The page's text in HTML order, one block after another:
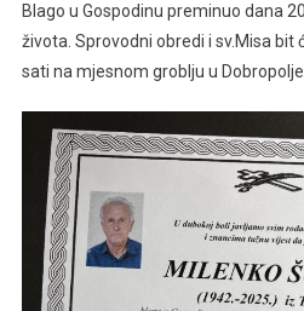
Blago u Gospodinu preminuo dana
života. Sprovodni obredi i sv.Misa bit
sati na mjesnom groblju u